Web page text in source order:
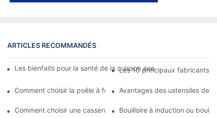
ARTICLES RECOMMANDÉS
Les bienfaits pour la santé de la cuisson avec des ustensiles
Les 10 principaux fabricants
Comment choisir la poêle à frire en acier inoxydable parfaite
Avantages des ustensiles de
Comment choisir une casserole en acier inoxydable ?
Bouilloire à induction ou